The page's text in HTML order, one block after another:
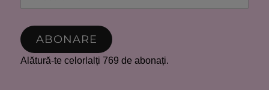
email
ABONARE
Alătură-te celorlalți 769 de abonați.